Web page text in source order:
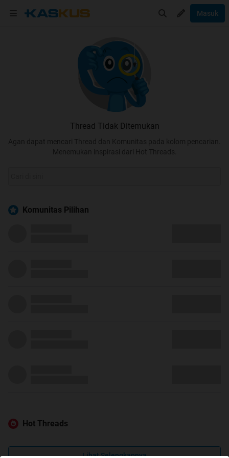
Masuk
Thread Tidak Ditemukan
Agan dapat mencari Thread dan Komunitas pada kolom pencarian.
Menemukan inspirasi dari Hot Threads.
Komunitas Pilihan
Hot Threads
Lihat Selengkapnya